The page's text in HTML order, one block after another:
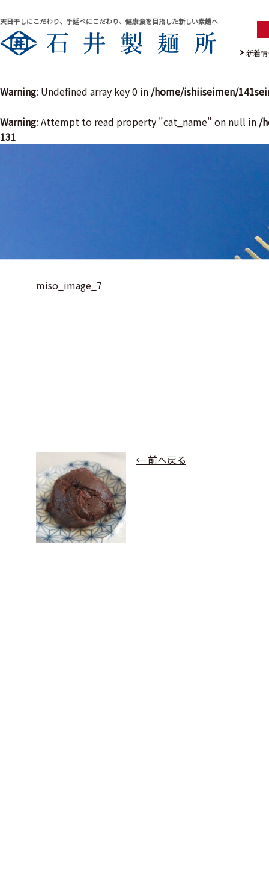
天日干しにこだわり、手延べにこだわり、健康食を目指した新しい素麺へ
新着
Warning: Undefined array key 0 in /home/ishiiseimen/
Warning: Attempt to read property "cat_name" on null in /
131
miso_image_7
← 前へ戻る